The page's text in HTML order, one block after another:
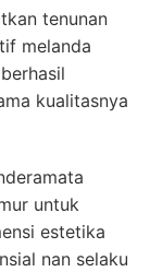
tenunan
melanda
kualitasnya
untuk
estetika
nan selaku